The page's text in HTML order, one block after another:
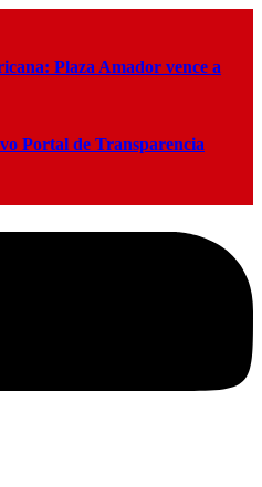
Plaza Amador vence a
Portal de Transparencia